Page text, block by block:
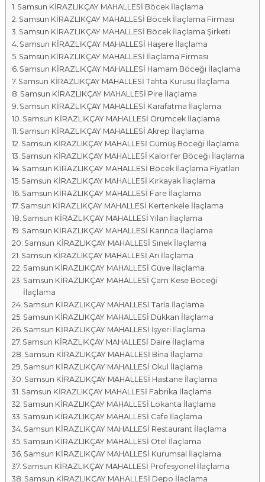
a
l
a
r
ı
Samsun KİRAZLIKÇAY MAHALLESİ Böcek İlaçlama
Samsun KİRAZLIKÇAY MAHALLESİ Böcek İlaçlama Firması
Samsun KİRAZLIKÇAY MAHALLESİ Böcek İlaçlama Şirketi
Samsun KİRAZLIKÇAY MAHALLESİ Haşere İlaçlama
Samsun KİRAZLIKÇAY MAHALLESİ İlaçlama Firması
Samsun KİRAZLIKÇAY MAHALLESİ Hamam Böceği İlaçlama
Samsun KİRAZLIKÇAY MAHALLESİ Tahta Kurusu İlaçlama
Samsun KİRAZLIKÇAY MAHALLESİ Pire İlaçlama
Samsun KİRAZLIKÇAY MAHALLESİ Karafatma İlaçlama
Samsun KİRAZLIKÇAY MAHALLESİ Örümcek İlaçlama
Samsun KİRAZLIKÇAY MAHALLESİ Akrep İlaçlama
Samsun KİRAZLIKÇAY MAHALLESİ Gümüş Böceği İlaçlama
Samsun KİRAZLIKÇAY MAHALLESİ Kalorifer Böceği İlaçlama
Samsun KİRAZLIKÇAY MAHALLESİ Böcek İlaçlama Fiyatları
Samsun KİRAZLIKÇAY MAHALLESİ Kırkayak İlaçlama
Samsun KİRAZLIKÇAY MAHALLESİ Fare İlaçlama
Samsun KİRAZLIKÇAY MAHALLESİ Kertenkele İlaçlama
Samsun KİRAZLIKÇAY MAHALLESİ Yılan İlaçlama
Samsun KİRAZLIKÇAY MAHALLESİ Karınca İlaçlama
Samsun KİRAZLIKÇAY MAHALLESİ Sinek İlaçlama
Samsun KİRAZLIKÇAY MAHALLESİ Arı İlaçlama
Samsun KİRAZLIKÇAY MAHALLESİ Güve İlaçlama
Samsun KİRAZLIKÇAY MAHALLESİ Çam Kese Böceği
İlaçlama
Samsun KİRAZLIKÇAY MAHALLESİ Tarla İlaçlama
Samsun KİRAZLIKÇAY MAHALLESİ Dükkan İlaçlama
Samsun KİRAZLIKÇAY MAHALLESİ İşyeri İlaçlama
Samsun KİRAZLIKÇAY MAHALLESİ Daire İlaçlama
Samsun KİRAZLIKÇAY MAHALLESİ Bina İlaçlama
Samsun KİRAZLIKÇAY MAHALLESİ Okul İlaçlama
Samsun KİRAZLIKÇAY MAHALLESİ Hastane İlaçlama
Samsun KİRAZLIKÇAY MAHALLESİ Fabrika İlaçlama
Samsun KİRAZLIKÇAY MAHALLESİ Lokanta İlaçlama
Samsun KİRAZLIKÇAY MAHALLESİ Cafe İlaçlama
Samsun KİRAZLIKÇAY MAHALLESİ Restaurant İlaçlama
Samsun KİRAZLIKÇAY MAHALLESİ Otel İlaçlama
Samsun KİRAZLIKÇAY MAHALLESİ Kurumsal İlaçlama
Samsun KİRAZLIKÇAY MAHALLESİ Profesyonel İlaçlama
Samsun KİRAZLIKÇAY MAHALLESİ Depo İlaçlama